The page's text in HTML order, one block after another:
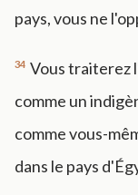
pays, vous ne
34 Vous traiterez
comme un
comme vous-
dans le pays